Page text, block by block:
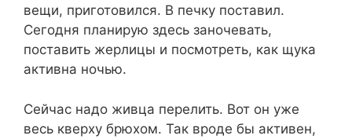
вещи, приготовился. В печку поставил.
Сегодня планирую здесь заночевать,
поставить жерлицы и посмотреть, как щука
активна ночью.
Сейчас надо живца перелить. Вот он уже
весь кверху брюхом. Так вроде бы активен,